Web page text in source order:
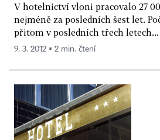
V hotelnictví vloni pracovalo 27
nejméně za posledních šest let.
přitom v posledních třech letech...
9. 3. 2012 ▪ 2 min. čtení